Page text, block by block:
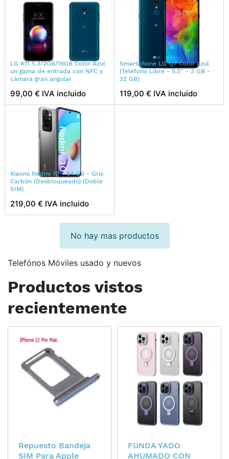
LG K11 5.3/2GB/16GB Color Azul
un gama de entrada con NFC y
cámara gran angular
99,00 € IVA incluido
Smartphone LG Q7 Color azul
(Teléfono Libre - 5.5'' - 3 GB -
32 GB)
119,00 € IVA incluido
Xiaomi Redmi 10 - 64 GB - Gris
Carbón (Desbloqueado) (Doble
SIM)
219,00 € IVA incluido
No hay mas productos
Telefónos Móviles usado y nuevos
Productos vistos
recientemente
Repuesto Bandeja
SIM Para Apple
FUNDA YADO
AHUMADO CON